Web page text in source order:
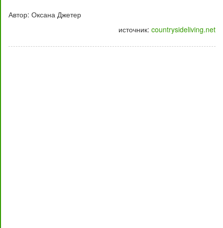
Автор: Оксана Джетер
источник: countrysideliving.net